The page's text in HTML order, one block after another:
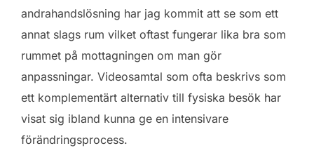
andrahandslösning har jag kommit att se som ett
annat slags rum vilket oftast fungerar lika bra som
rummet på mottagningen om man gör
anpassningar. Videosamtal som ofta beskrivs som
ett komplementärt alternativ till fysiska besök har
visat sig ibland kunna ge en intensivare
förändringsprocess.